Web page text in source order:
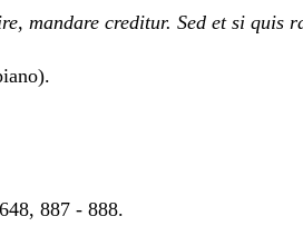
mandare creditur. Sed et si
887 - 888.